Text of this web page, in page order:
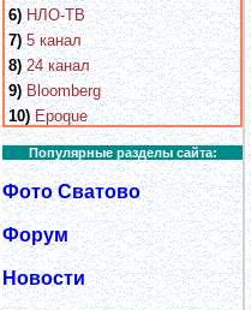
6) НЛО-ТВ
7) 5 канал
8) 24 канал
9) Bloomberg
10) Epoque
Популярные разделы сайта:
Фото Сватово
Форум
Новости